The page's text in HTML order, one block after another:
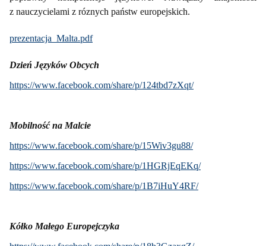
z nauczycielami z róznych państw europejskich.
prezentacja_Malta.pdf
Dzień Języków Obcych
https://www.facebook.com/share/p/124tbd7zXqt/
Mobilność na Malcie
https://www.facebook.com/share/p/15Wiv3gu88/
https://www.facebook.com/share/p/1HGRjEqEKq/
https://www.facebook.com/share/p/1B7iHuY4RF/
Kółko Małego Europejczyka